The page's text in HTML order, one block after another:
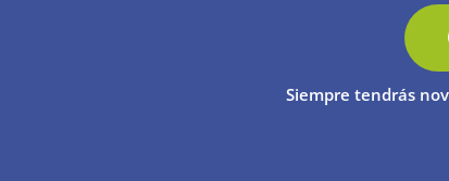
Siempre tendrás